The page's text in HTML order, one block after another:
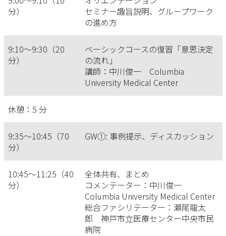
分）
セミナー趣旨説明、グループワーク
の進め方
9:10～9:30（20
分）
ベーシックコースの復習「意思決定
の流れ」
講師：中川俊一 Columbia
University Medical Center
休憩：5 分
9:35～10:45（70
分）
GW①: 事例提示、ディスカッション
10:45～11:25（40
分）
全体共有、まとめ
コメンテーター：中川俊一
Columbia University Medical Center
総合ファシリテーター：瀬尾龍太
郎 神戸市立医療センター中央市民
病院